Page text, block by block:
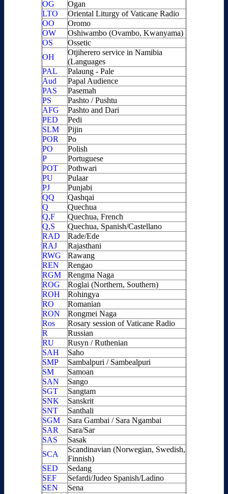
OG
Ogan
LTO
Oriental Liturgy of Vaticane Radio
OO
Oromo
OW
Oshiwambo (Ovambo, Kwanyama)
OS
Ossetic
OH
Otjiherero service in Namibia
(Languages
PAL
Palaung - Pale
Aud
Papal Audience
PAS
Pasemah
PS
Pashto / Pushtu
AFG
Pashto and Dari
PED
Pedi
SLM
Pijin
POR
Po
PO
Polish
P
Portuguese
POT
Pothwari
PU
Pulaar
PJ
Punjabi
QQ
Qashqai
Q
Quechua
Q,F
Quechua, French
Q,S
Quechua, Spanish/Castellano
RAD
Rade/Ede
RAJ
Rajasthani
RWG
Rawang
REN
Rengao
RGM
Rengma Naga
ROG
Roglai (Northern, Southern)
ROH
Rohingya
RO
Romanian
RON
Rongmei Naga
Ros
Rosary session of Vaticane Radio
R
Russian
RU
Rusyn / Ruthenian
SAH
Saho
SMP
Sambalpuri / Sambealpuri
SM
Samoan
SAN
Sango
SGT
Sangtam
SNK
Sanskrit
SNT
Santhali
SGM
Sara Gambai / Sara Ngambai
SAR
Sara/Sar
SAS
Sasak
SCA
Scandinavian (Norwegian, Swedish,
Finnish)
SED
Sedang
SEF
Sefardi/Judeo Spanish/Ladino
SEN
Sena